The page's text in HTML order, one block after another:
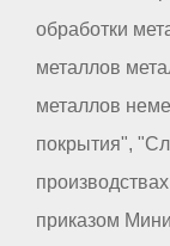
обработки
металлов
металлов
покрытия",
приказом